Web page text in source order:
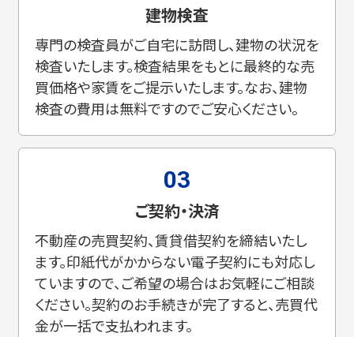
建物検査
専門の検査員がご自宅に訪問し、建物の状況を
検査いたします。検査結果をもとに最終的な売
買価格や家賃をご提示いたします。なお、建物
検査の費用は無料ですのでご安心ください。
03
ご契約・決済
不動産の売買契約、賃貸借契約を締結いたし
ます。印紙代がかからない電子契約にも対応し
ていますので、ご希望の場合はお気軽にご相談
ください。契約のお手続きが完了すると、売買代
金が一括で支払われます。